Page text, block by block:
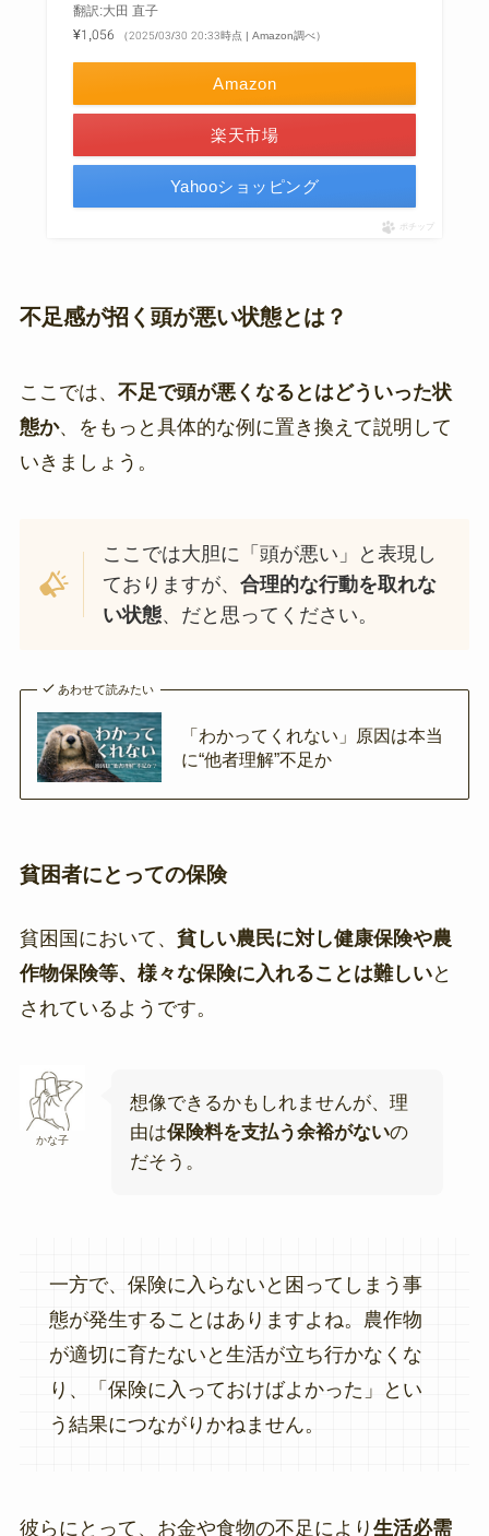
翻訳:大田 直子
¥1,056
（2025/03/30 20:33時点 | Amazon調べ）
Amazon
楽天市場
Yahooショッピング
ポチップ
不足感が招く頭が悪い状態とは？
ここでは、 不足で頭が悪くなるとはどういった状
態か、をもっと具体的な例に置き換えて説明して
いきましょう。
ここでは大胆に「頭が悪い」と表現し
ておりますが、合理的な行動を取れな
い状態、だと思ってください。
あわせて読みたい
「わかってくれない」原因は本当
に“他者理解”不足か
貧困者にとっての保険
貧困国において、 貧しい農民に対し健康保険や農
作物保険等、様々な保険に入れることは難しいと
されているようです。
かな子
想像できるかもしれませんが、理
由は保険料を支払う余裕がないの
だそう。
一方で、保険に入らないと困ってしまう事
態が発生することはありますよね。農作物
が適切に育たないと生活が立ち行かなくな
り、「保険に入っておけばよかった」とい
う結果につながりかねません。
彼らにとって、お金や食物の不足により 生活必需